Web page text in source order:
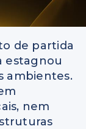
de partida
estagnou
ambientes.
nem